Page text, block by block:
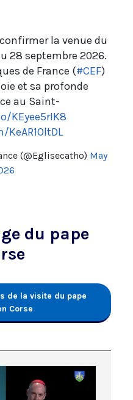
la venue du
28 septembre 2026.
de France (#CEF)
et sa profonde
au Saint-
KEyee5rIK8
(@Eglisecatho) May
du pape
de la visite du pape
Corse